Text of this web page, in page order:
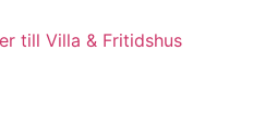
till Villa & Fritidshus